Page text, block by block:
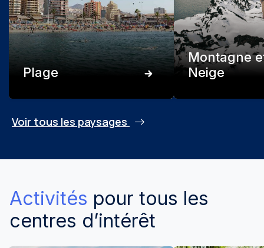
Plage
Montagne
Neige
Voir tous les paysages
Activités pour tous les
centres d’intérêt